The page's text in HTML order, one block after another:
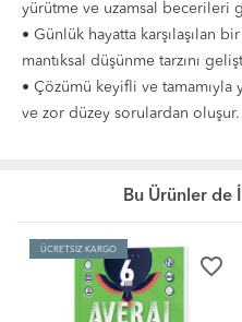
yürütme ve uzamsal becerileri
• Günlük hayatta karşılaşılan
mantıksal düşünme tarzını
• Çözümü keyifli ve
ve zor düzey sorulardan oluşur.
Bu Ürünler de
ÜCRETSİZ KARGO
favorite_border